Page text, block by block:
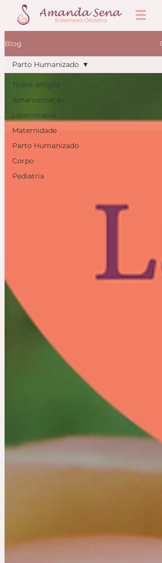
Blog
Todos artigos
Amamentação
Laserterapia
Maternidade
Parto Humanizado
Corpo
Pediatria
Parto Humanizado